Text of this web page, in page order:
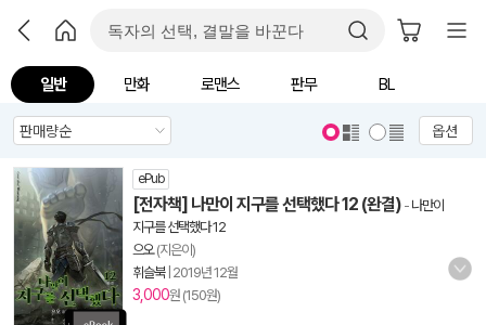
일반 만화 로맨스 판무 BL
옵션
ePub
[전자책] 나만이 지구를 선택했다 12 (완결) - 나만이
지구를 선택했다 12
으오(지은이)
휘슬북| 2019년 12월
3,000원 (150원)